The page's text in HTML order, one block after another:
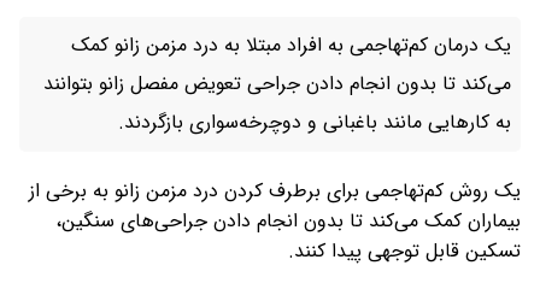
یک درمان کم‌تهاجمی به افراد مبتلا به درد مزمن زانو کمک
می‌کند تا بدون انجام دادن جراحی تعویض مفصل زانو بتوانند
به کارهایی مانند باغبانی و دوچرخه‌سواری بازگردند.
یک روش کم‌تهاجمی برای برطرف کردن درد مزمن زانو به برخی از
بیماران کمک می‌کند تا بدون انجام دادن جراحی‌های سنگین،
تسکین قابل توجهی پیدا کنند.